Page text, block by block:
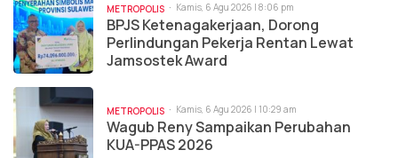
METROPOLIS Kamis, 6 Agu 2026 | 8:06 pm
BPJS Ketenagakerjaan, Dorong
Perlindungan Pekerja Rentan Lewat
Jamsostek Award
METROPOLIS Kamis, 6 Agu 2026 | 10:29 am
Wagub Reny Sampaikan Perubahan
KUA-PPAS 2026